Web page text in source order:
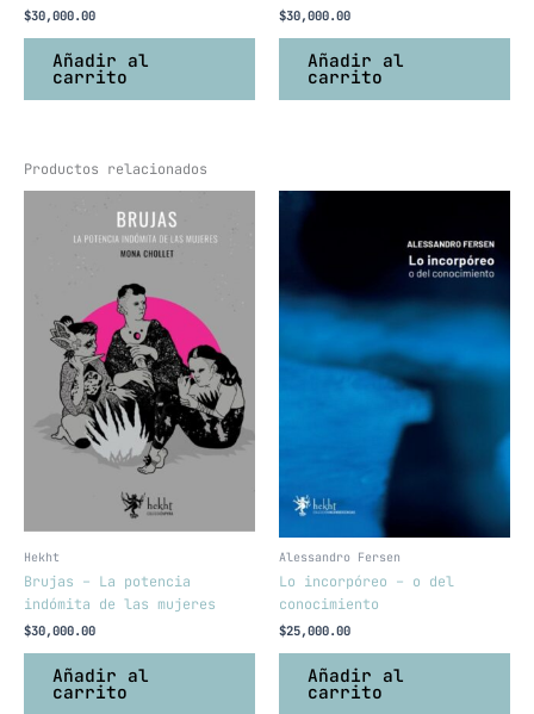
$30,000.00
Añadir al
carrito
$30,000.00
Añadir al
carrito
Productos relacionados
Hekht
Brujas – La potencia
indómita de las mujeres
$30,000.00
Añadir al
carrito
Alessandro Fersen
Lo incorpóreo – o del
conocimiento
$25,000.00
Añadir al
carrito